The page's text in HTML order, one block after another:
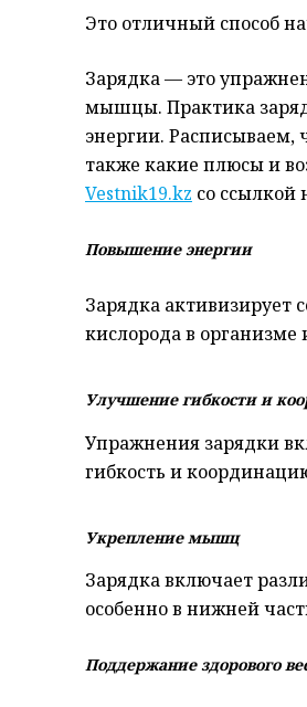
Это отличный способ
Зарядка — это
мышцы. Практика
энергии. Расписываем,
также какие плюсы и
Vestnik19.kz со ссылкой
Повышение энергии
Зарядка активизирует
кислорода в организме
Улучшение гибкости и
Упражнения зарядки
гибкость и
Укрепление мышц
Зарядка включает
особенно в нижней
Поддержание здорового